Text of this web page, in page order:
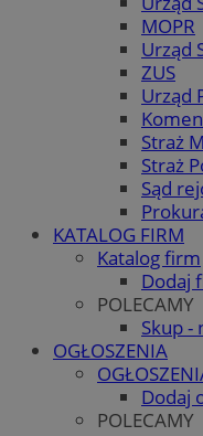
MOPR
Urząd
ZUS
Urząd
Straż
Straż
Sąd
KATALOG FIRM
Katalog firm
Dodaj
POLECAMY
Skup -
OGŁOSZENIA
Dodaj
POLECAMY